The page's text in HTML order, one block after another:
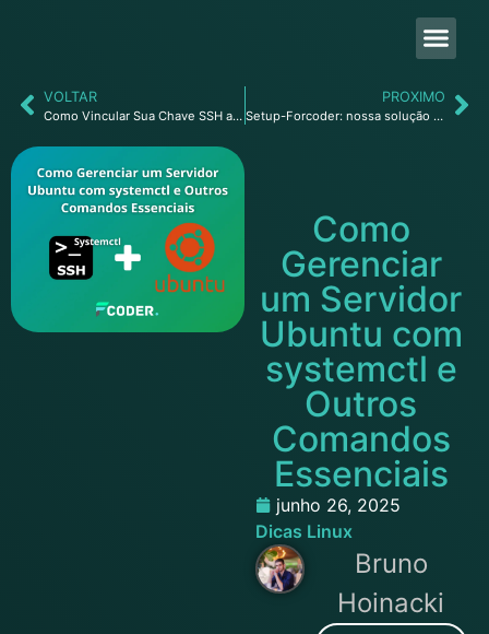
VOLTAR
Como Vincular Sua Chave SSH ao GitHub: Um Guia Prático e Direto para Desenvolvedores
PROXIMO
Setup-Forcoder: nossa solução open source para simplificar a infraestrutura Laravel
Como
Gerenciar
um Servidor
Ubuntu com
systemctl e
Outros
Comandos
Essenciais
junho 26, 2025
Dicas Linux
Bruno
Hoinacki